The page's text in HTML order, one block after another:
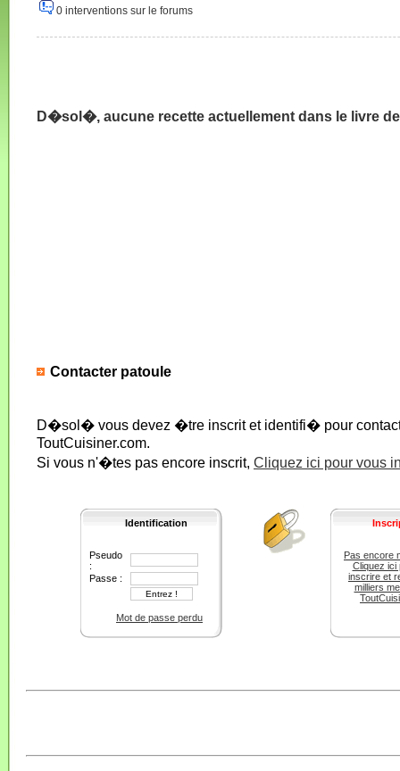
0 interventions sur le forums
D�sol�, aucune recette actuellement dans le livre
Contacter patoule
D�sol� vous devez �tre inscrit et identifi� pour
ToutCuisiner.com.
Si vous n'�tes pas encore inscrit, Cliquez ici pour vous
Identification
Pseudo
:
Passe :
Mot de passe perdu
Pas encore
Cliquez ici
inscrire et
milliers